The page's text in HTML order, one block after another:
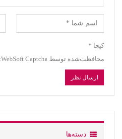
کپچا *
محافظت‌شده توسط BestWebSoft Captcha
دسته‌ها